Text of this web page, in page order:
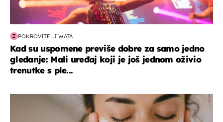
POKROVITELJ WATA
Kad su uspomene previše dobre za samo jedno
gledanje: Mali uređaj koji je još jednom oživio
trenutke s ple...
moda & ljepota